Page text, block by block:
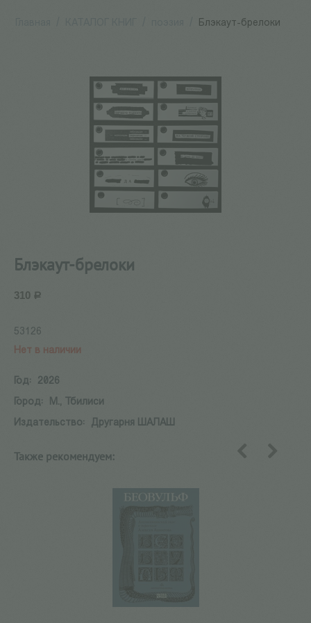
Блэкаут-брелоки
Блэкаут-брелоки
310 Р
53126
Нет в наличии
Год:
2026
Город:
М., Тбилиси
Издательство:
Другарня ШАЛАШ
Также рекомендуем: